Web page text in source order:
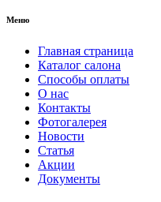
Меню
Главная страница
Каталог салона
Способы оплаты
О нас
Контакты
Фотогалерея
Новости
Статья
Акции
Документы